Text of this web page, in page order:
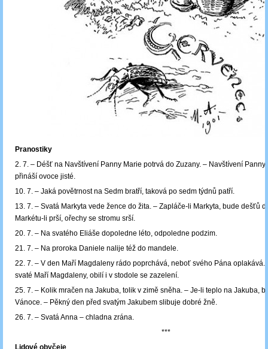
Pranostiky
2. 7. – Déšť na Navštívení Panny Marie potrvá do Zuzany. – Navštívení Panny
přináší ovoce jisté.
10. 7. – Jaká povětrnost na Sedm bratří, taková po sedm týdnů patří.
13. 7. – Svatá Markyta vede žence do žita. – Zapláče-li Markyta, bude dešťů
Markétu-li prší, ořechy se stromu srší.
20. 7. – Na svatého Eliáše dopoledne léto, odpoledne podzim.
21. 7. – Na proroka Daniele nalije též do mandele.
22. 7. – V den Maří Magdaleny rádo poprchává, neboť svého Pána oplakává.
svaté Maří Magdaleny, obilí i v stodole se zazelení.
25. 7. – Kolik mračen na Jakuba, tolik v zimě sněha. – Je-li teplo na Jakuba,
Vánoce. – Pěkný den před svatým Jakubem slibuje dobré žně.
26. 7. – Svatá Anna – chladna zrána.
***